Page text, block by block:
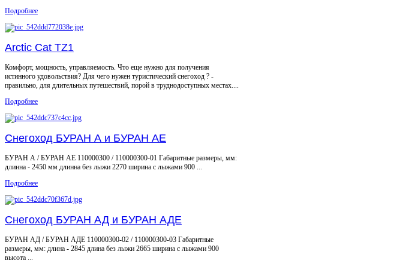
Подробнее
Arctic Cat TZ1
Комфорт, мощность, управляемость. Что еще нужно для получения
истинного удовольствия? Для чего нужен туристический снегоход ? -
правильно, для длительных путешествий, порой в труднодоступных местах....
Подробнее
Cнегоход БУРАН А и БУРАН АЕ
БУРАН А / БУРАН АЕ 110000300 / 110000300-01 Габаритные размеры, мм:
длинна - 2450 мм длинна без лыжи 2270 ширина с лыжами 900 ...
Подробнее
Cнегоход БУРАН АД и БУРАН АДЕ
БУРАН АД / БУРАН АДЕ 110000300-02 / 110000300-03 Габаритные
размеры, мм: длина - 2845 длина без лыжи 2665 ширина с лыжами 900
высота ...